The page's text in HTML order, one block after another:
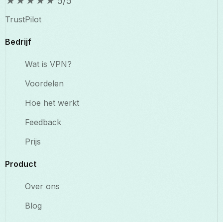
TrustPilot
Bedrijf
Wat is VPN?
Voordelen
Hoe het werkt
Feedback
Prijs
Product
Over ons
Blog